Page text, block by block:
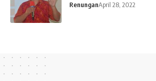
RenunganApril 28, 2022